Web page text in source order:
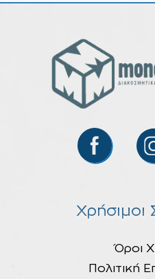
Χρήσιμοι
Όροι
Πολιτική